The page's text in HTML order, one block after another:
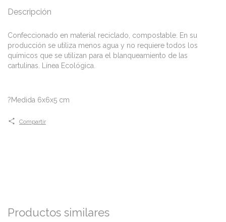
Descripción
Confeccionado en material reciclado, compostable. En su
producción se utiliza menos agua y no requiere todos los
químicos que se utilizan para el blanqueamiento de las
cartulinas. Línea Ecológica.
?Medida 6x6x5 cm
Compartir
Productos similares